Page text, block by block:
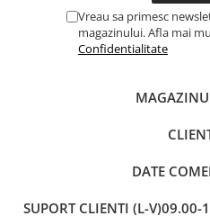
Vreau sa primesc
magazinului. Afla mai
Confidentialitate
DATE
SUPORT CLIENTI (L-V)09.00-